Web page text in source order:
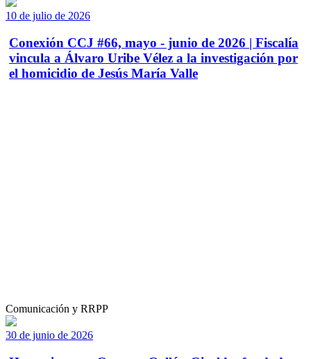
10 de julio de 2026
Conexión CCJ #66, mayo - junio de 2026 | Fiscalía
vincula a Álvaro Uribe Vélez a la investigación por
el homicidio de Jesús María Valle
Comunicación y RRPP
30 de junio de 2026